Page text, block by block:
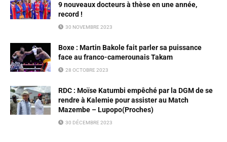
9 nouveaux docteurs à thèse en une année,
record !
30 NOVEMBRE 2023
Boxe : Martin Bakole fait parler sa puissance
face au franco-camerounais Takam
28 OCTOBRE 2023
RDC : Moïse Katumbi empêché par la DGM de se
rendre à Kalemie pour assister au Match
Mazembe – Lupopo(Proches)
30 DÉCEMBRE 2023